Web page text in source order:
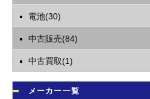
電池(30)
中古販売(84)
中古買取(1)
メーカー一覧